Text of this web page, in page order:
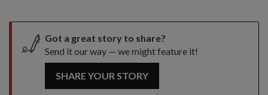
Got a great story to share?
Send it our way — we might feature it!
SHARE YOUR STORY